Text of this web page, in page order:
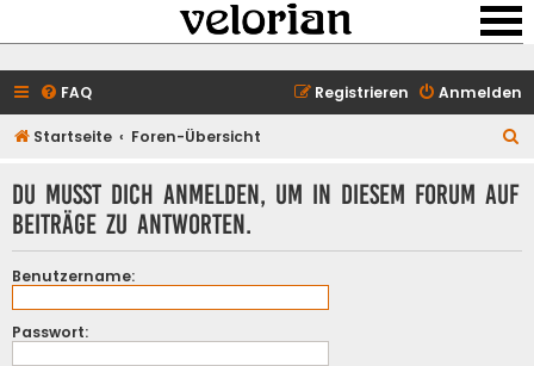
FAQ Anmelden
Registrieren
Startseite Foren-Übersicht
Du musst dich anmelden, um in diesem Forum auf
Beiträge zu antworten.
Benutzername:
Passwort: